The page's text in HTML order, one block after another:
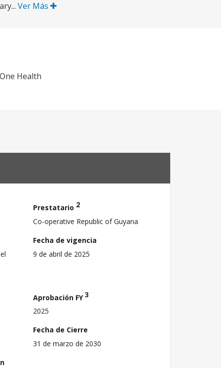
Ver Más
Health
Prestatario 2
Co-operative Republic of Guyana
Fecha de vigencia
9 de abril de 2025
Aprobación FY3
2025
Fecha de Cierre
31 de marzo de 2030